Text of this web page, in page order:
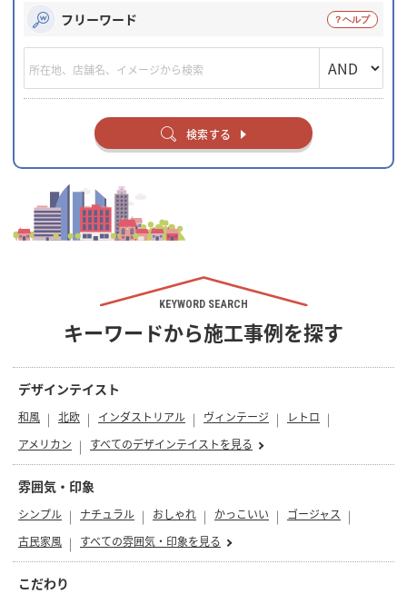
フリーワード
検索する
KEYWORD SEARCH
キーワードから施工事例を探す
デザインテイスト
和風 北欧 インダストリアル ヴィンテージ
レトロ
アメリカン
すべてのデザインテイストを見る
雰囲気・印象
シンプル ナチュラル おしゃれ かっこいい
ゴージャス
古民家風
すべての雰囲気・印象を見る
こだわり